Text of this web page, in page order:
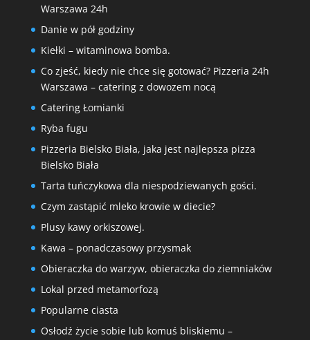
Warszawa 24h
Danie w pół godziny
Kiełki – witaminowa bomba.
Co zjeść, kiedy nie chce się gotować? Pizzeria 24h
Warszawa – catering z dowozem nocą
Catering Łomianki
Ryba fugu
Pizzeria Bielsko Biała, jaka jest najlepsza pizza
Bielsko Biała
Tarta tuńczykowa dla niespodziewanych gości.
Czym zastąpić mleko krowie w diecie?
Plusy kawy orkiszowej.
Kawa – ponadczasowy przysmak
Obieraczka do warzyw, obieraczka do ziemniaków
Lokal przed metamorfozą
Popularne ciasta
Osłodź życie sobie lub komuś bliskiemu –